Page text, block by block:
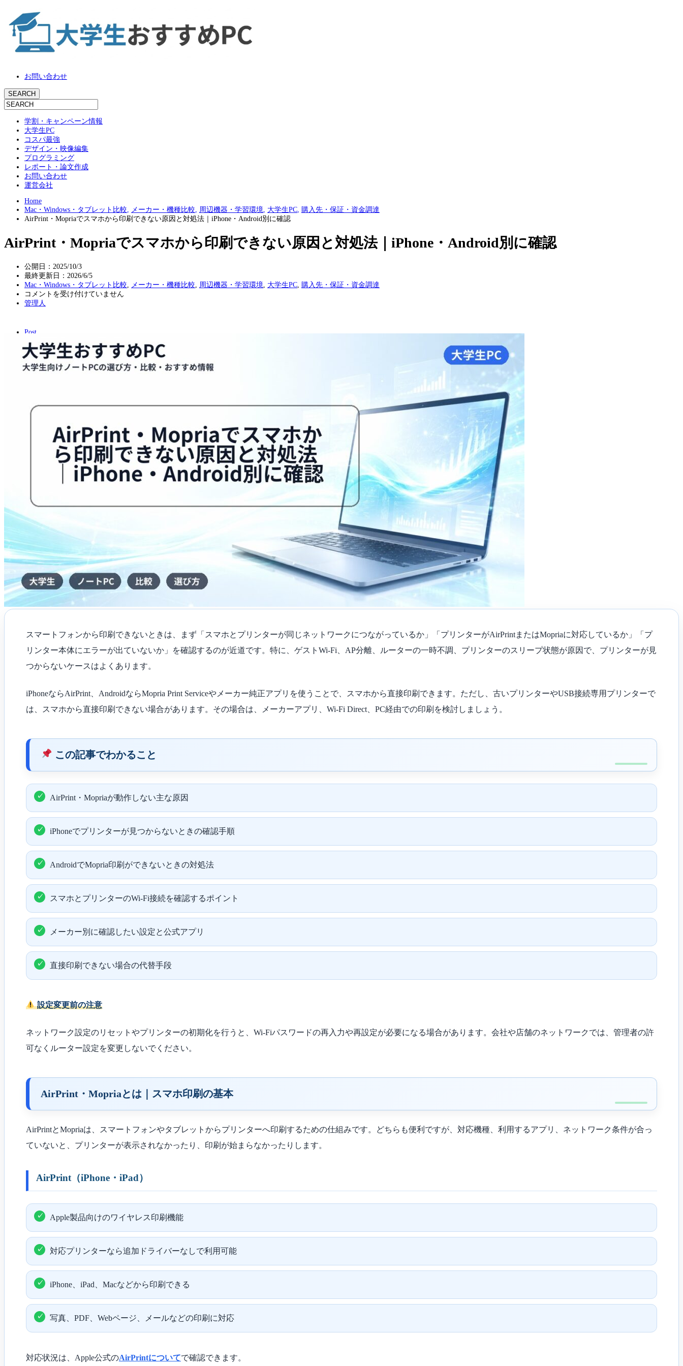
お問い合わせ
学割・キャンペーン情報
大学生PC
コスパ最強
デザイン・映像編集
プログラミング
レポート・論文作成
お問い合わせ
運営会社
Home
Mac・Windows・タブレット比較, メーカー・機種比較, 周辺機器・学習環境, 大学生PC, 購入先・保証・資金調達
AirPrint・Mopriaでスマホから印刷できない原因と対処法｜iPhone・Android別に確認
AirPrint・Mopriaでスマホから印刷できない原因と対処法｜iPhone・Android別に確認
公開日：2025/10/3
最終更新日： 2026/6/5
Mac・Windows・タブレット比較
メーカー・機種比較 周辺機器・学習環境 大学生PC 購入先・保証・資金調達
AirPrint・
Mopria
マ
か
ら
印
い
別
確
コメントを受け付けていません
管理人
Post
スマートフォンから印刷できないときは、まず「スマホとプリンターが同じネットワークにつながっているか」「プリンターがAirPrintまたはMopriaに対応しているか」「プ
リンター本体にエラーが出ていないか」を確認するのが近道です。特に、ゲストWi-Fi、AP分離、ルーターの一時不調、プリンターのスリープ状態が原因で、プリンターが見
つからないケースはよくあります。
iPhoneならAirPrint、AndroidならMopria Print Serviceやメーカー純正アプリを使うことで、スマホから直接印刷できます。ただし、古いプリンターやUSB接続専用プリンターで
は、スマホから直接印刷できない場合があります。その場合は、メーカーアプリ、Wi-Fi Direct、PC経由での印刷を検討しましょう。
この記事でわかること
AirPrint・Mopriaが動作しない主な原因
iPhoneでプリンターが見つからないときの確認手順
AndroidでMopria印刷ができないときの対処法
スマホとプリンターのWi-Fi接続を確認するポイント
メーカー別に確認したい設定と公式アプリ
直接印刷できない場合の代替手段
設定変更前の注意
ネットワーク設定のリセットやプリンターの初期化を行うと、Wi-Fiパスワードの再入力や再設定が必要になる場合があります。会社や店舗のネットワークでは、管理者の許
可なくルーター設定を変更しないでください。
AirPrint・Mopriaとは｜スマホ印刷の基本
AirPrintとMopriaは、スマートフォンやタブレットからプリンターへ印刷するための仕組みです。どちらも便利ですが、対応機種、利用するアプリ、ネットワーク条件が合っ
ていないと、プリンターが表示されなかったり、印刷が始まらなかったりします。
AirPrint（iPhone・iPad）
Apple製品向けのワイヤレス印刷機能
対応プリンターなら追加ドライバーなしで利用可能
iPhone、iPad、Macなどから印刷できる
写真、PDF、Webページ、メールなどの印刷に対応
対応状況は、Apple公式のAirPrintについてで確認できます。